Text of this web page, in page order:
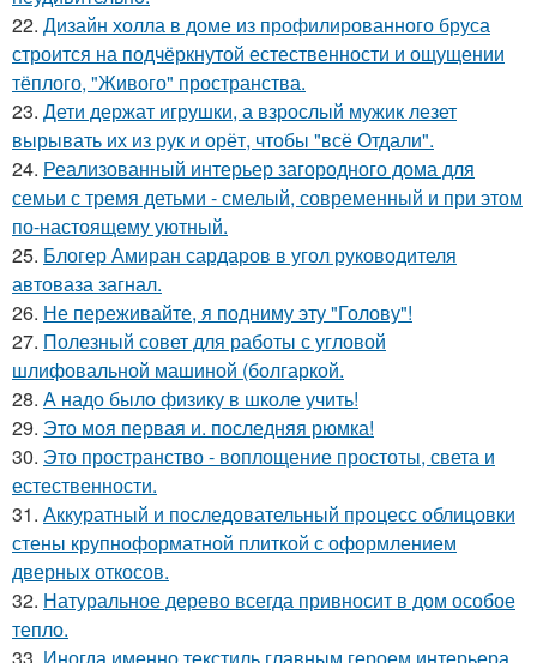
22. Дизайн холла в доме из профилированного бруса
строится на подчёркнутой естественности и ощущении
тёплого, "Живого" пространства.
23. Дети держат игрушки, а взрослый мужик лезет
вырывать их из рук и орёт, чтобы "всё Отдали".
24. Реализованный интерьер загородного дома для
семьи с тремя детьми - смелый, современный и при этом
по-настоящему уютный.
25. Блогер Амиран сардаров в угол руководителя
автоваза загнал.
26. Не переживайте, я подниму эту "Голову"!
27. Полезный совет для работы с угловой
шлифовальной машиной (болгаркой.
28. А надо было физику в школе учить!
29. Это моя первая и. последняя рюмка!
30. Это пространство - воплощение простоты, света и
естественности.
31. Аккуратный и последовательный процесс облицовки
стены крупноформатной плиткой с оформлением
дверных откосов.
32. Натуральное дерево всегда привносит в дом особое
тепло.